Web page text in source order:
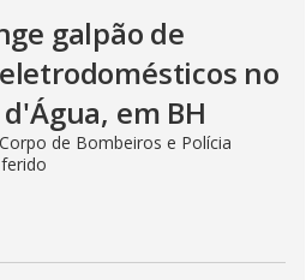
galpão de
no
em BH
de Bombeiros e Polícia